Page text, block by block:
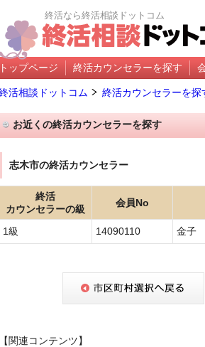
終活なら終活相談ドットコム
トップページ 終活カウンセラーを探す
活相談ドットコム 終活カウンセラーを探
お近くの終活カウンセラーを探す
志木市の終活カウンセラー
終活
カウンセラーの級
会員No
1級 14090110 金子
【関連コンテンツ】